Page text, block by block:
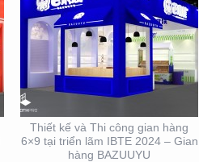
Thiết kế và Thi công gian hàng
6×9 tại triển lãm IBTE 2024 – Gian
hàng BAZUUYU
THIẾT KẾ THI CÔNG
BẢNG HIỆU CỬA HÀNG
CP FRESHMART